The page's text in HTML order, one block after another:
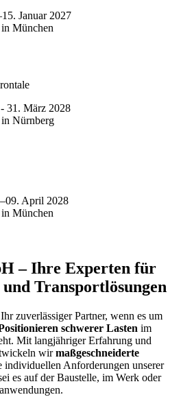
Januar 2027
in München
31. März 2028
in Nürnberg
April 2028
in München
– Ihre Experten für
Transportlösungen
zuverlässiger Partner, wenn es um
schwerer Lasten im
Mit langjähriger Erfahrung und
wirmaßgeschneiderte
individuellen Anforderungen unserer
es auf der Baustelle, im Werk oder